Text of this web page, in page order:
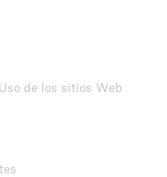
de los sitios Web